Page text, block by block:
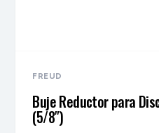
FREUD
Buje Reductor para
(5/8″)